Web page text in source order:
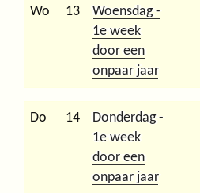
Wo 13
Woensdag -
1e week
door een
onpaar jaar
Do 14
Donderdag -
1e week
door een
onpaar jaar